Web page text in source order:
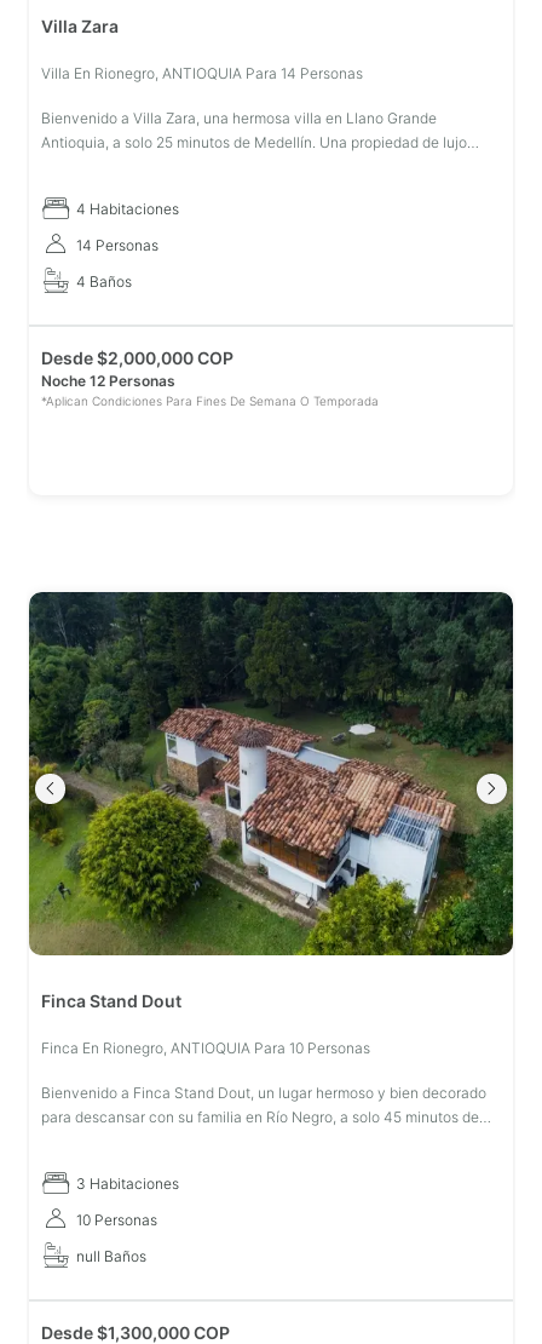
Villa Zara
Villa En Rionegro, ANTIOQUIA Para 14 Personas
Bienvenido a Villa Zara, una hermosa villa en Llano Grande
Antioquia, a solo 25 minutos de Medellín. Una propiedad de lujo
4 Habitaciones
14 Personas
4 Baños
Desde$2,000,000 COP
Noche 12 Personas
*Aplican Condiciones Para Fines De Semana O Temporada
Finca Stand Dout
Finca En Rionegro, ANTIOQUIA Para 10 Personas
Bienvenido a Finca Stand Dout, un lugar hermoso y bien decorado
para descansar con su familia en Río Negro, a solo 45 minutos de
3 Habitaciones
10 Personas
null Baños
Desde$1,300,000 COP